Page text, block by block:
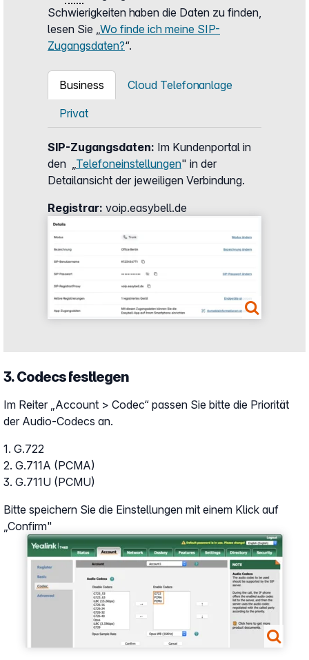
Schwierigkeiten haben die Daten zu finden,
lesen Sie „Wo finde ich meine SIP-
Zugangsdaten?“.
Business Cloud Telefonanlage
Privat
Show larger version
SIP-Zugangsdaten: Im Kundenportal in
den „Telefoneinstellungen" in der
Detailansicht der jeweiligen Verbindung.
Registrar: voip.easybell.de
Show larger version
3. Codecs festlegen
Im Reiter „Account > Codec“ passen Sie bitte die Priorität
der Audio-Codecs an.
1. G.722
2. G.711A (PCMA)
3. G.711U (PCMU)
Bitte speichern Sie die Einstellungen mit einem Klick auf
„Confirm"